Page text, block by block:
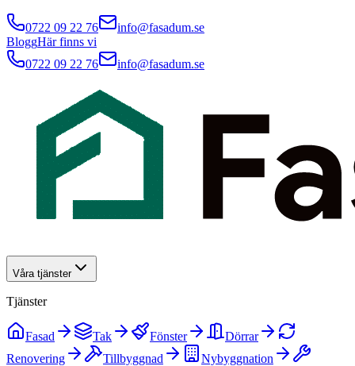
0722 09 22 76
info@fasadum.se
BloggHär finns vi
0722 09 22 76
info@fasadum.se
Våra tjänster
Tjänster
Fasad Tak Fönster
Dörrar
Renovering
Tillbyggnad
Nybyggnation